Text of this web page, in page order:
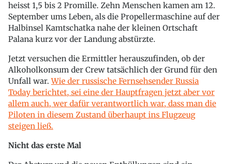
heisst 1,5 bis 2 Promille. Zehn Menschen kamen am 12.
September ums Leben, als die Propellermaschine auf der
Halbinsel Kamtschatka nahe der kleinen Ortschaft
Palana kurz vor der Landung abstürzte.
Jetzt versuchen die Ermittler herauszufinden, ob der
Alkoholkonsum der Crew tatsächlich der Grund für den
Unfall war.Wie der russische Fernsehsender Russia
Today berichtet, sei eine der Hauptfragen jetzt aber vor
allem auch, wer dafür verantwortlich war, dass man die
Piloten in diesem Zustand überhaupt ins Flugzeug
steigen ließ.
Nicht das erste Mal